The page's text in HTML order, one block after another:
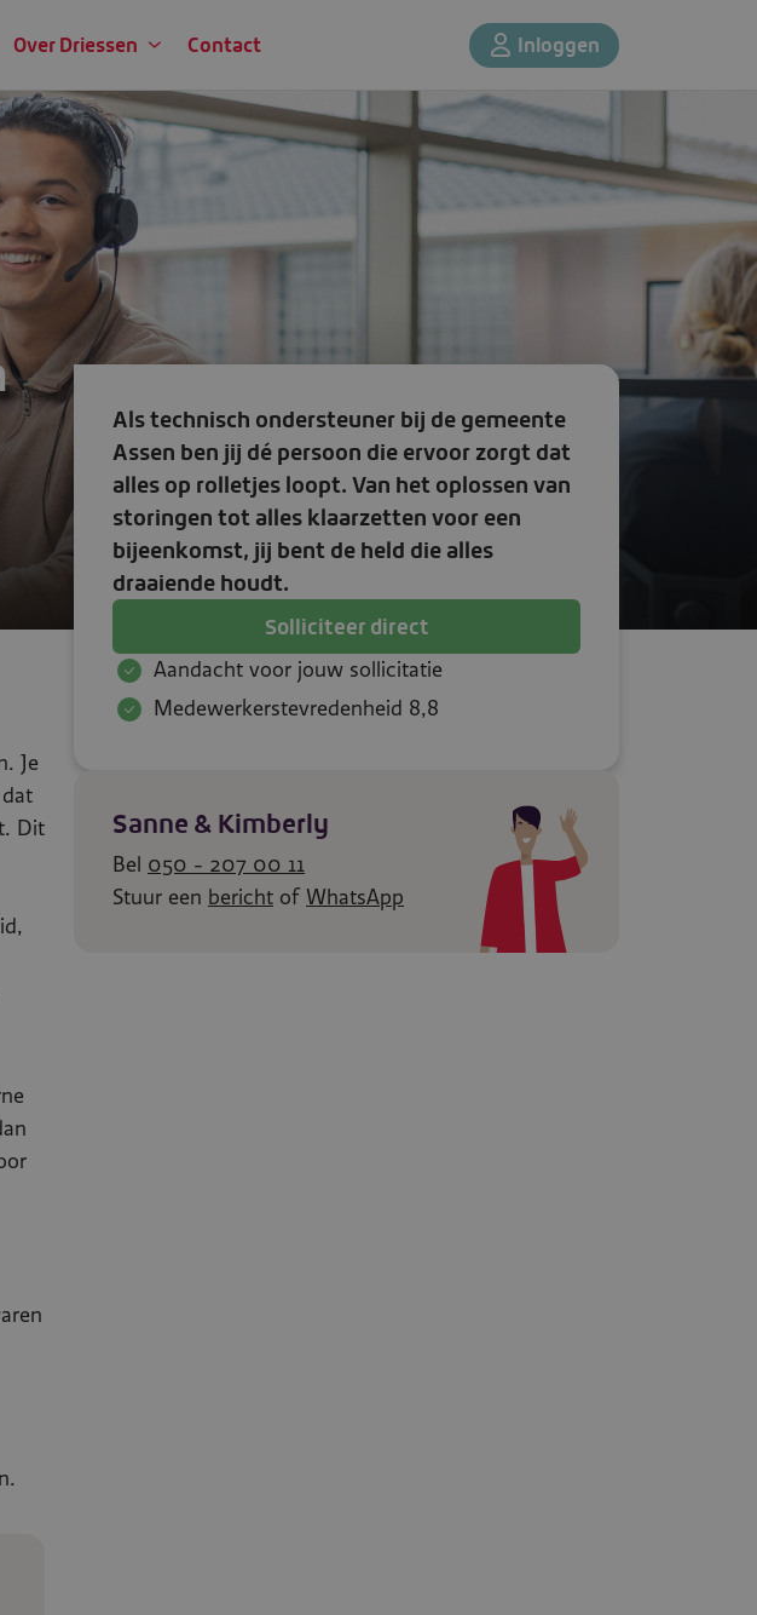
Over Driessen Contact Inloggen
per uur
Solliciteer direct
Je
Dit
Als technisch ondersteuner bij de gemeente
Assen ben jij dé persoon die ervoor zorgt dat
alles op rolletjes loopt. Van het oplossen van
storingen tot alles klaarzetten voor een
bijeenkomst, jij bent de held die alles
draaiende houdt.
Solliciteer direct
Aandacht voor jouw sollicitatie
Medewerkerstevredenheid 8,8
Sanne & Kimberly
Bel 050 - 207 00 11
Stuur een bericht of WhatsApp